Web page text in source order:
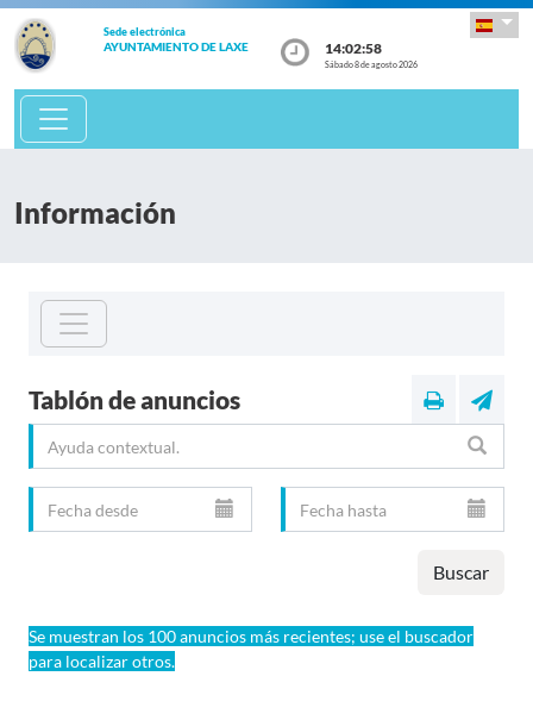
Sede electrónica
AYUNTAMIENTO DE LAXE 14:02:58
Sábado 8 de agosto 2026
Información
Tablón de anuncios
Buscar
Se muestran los 100 anuncios más recientes; use el buscador
para localizar otros.